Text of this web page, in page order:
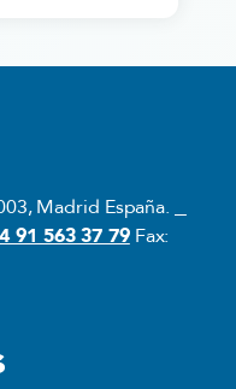
Madrid España.
91 563 37 79Fax: